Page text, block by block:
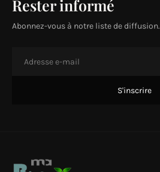
Rester informé
Abonnez-vous à notre liste de diffusion.